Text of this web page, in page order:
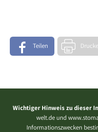
Teilen
Wichtiger Hinweis zu dieser
welt.de und
Informationszwecken